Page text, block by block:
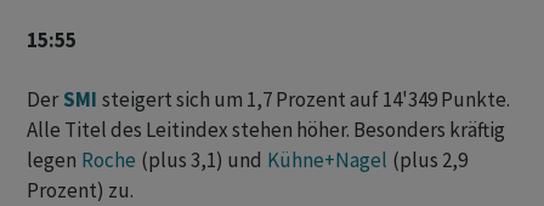
15:55
Der SMI steigert sich um 1,7 Prozent auf 14'349 Punkte.
Alle Titel des Leitindex stehen höher. Besonders kräftig
legen Roche (plus 3,1) und Kühne+Nagel (plus 2,9
Prozent) zu.